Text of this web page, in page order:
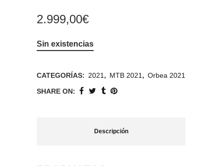
2.999,00€
Sin existencias
CATEGORÍAS: 2021 , MTB 2021 , Orbea 2021
SHARE ON:
Descripción